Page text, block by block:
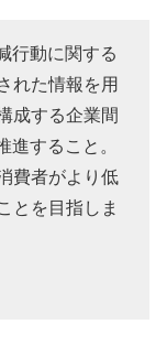
行動に関する
れた情報を用
成する企業間
すること。
費者がより低
とを目指しま